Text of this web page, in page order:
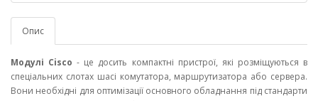
Опис
Модулі Cisco - це досить компактні пристрої, які розміщуються в
спеціальних слотах шасі комутатора, маршрутизатора або сервера.
Вони необхідні для оптимізації основного обладнання під стандарти